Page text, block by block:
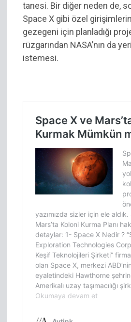
tanesi. Bir diğer neden de,
Space X gibi özel
gezegeni için planladığı
rüzgarından NASA’nın da
istemesi.